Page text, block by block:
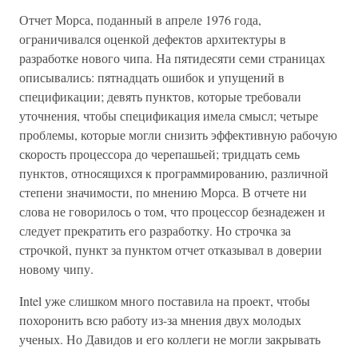
Отчет Морса, поданный в апреле 1976 года,
ограничивался оценкой дефектов архитектуры в
разработке нового чипа. На пятидесяти семи страницах
описывались: пятнадцать ошибок и упущений в
спецификации; девять пунктов, которые требовали
уточнения, чтобы спецификация имела смысл; четыре
проблемы, которые могли снизить эффективную рабочую
скорость процессора до черепашьей; тридцать семь
пунктов, относящихся к программированию, различной
степени значимости, по мнению Морса. В отчете ни
слова не говорилось о том, что процессор безнадежен и
следует прекратить его разработку. Но строчка за
строчкой, пункт за пунктом отчет отказывал в доверии
новому чипу.
Intel уже слишком много поставила на проект, чтобы
похоронить всю работу из-за мнения двух молодых
ученых. Но Давидов и его коллеги не могли закрывать